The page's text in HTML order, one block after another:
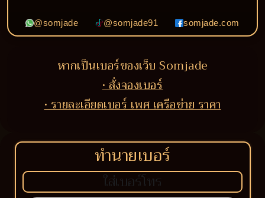
@somjade @somjade91 somjade.com
หากเป็นเบอร์ของเว็บ Somjade
• สั่งจองเบอร์
• รายละเอียดเบอร์ เพศ เครือข่าย ราคา
ทำนายเบอร์